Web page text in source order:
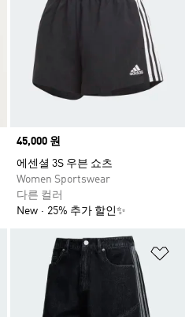
Price
45,000 원
에센셜 3S 우븐 쇼츠
Women Sportswear
다른 컬러
New
25% 추가 할인✨
위시리스트 담기